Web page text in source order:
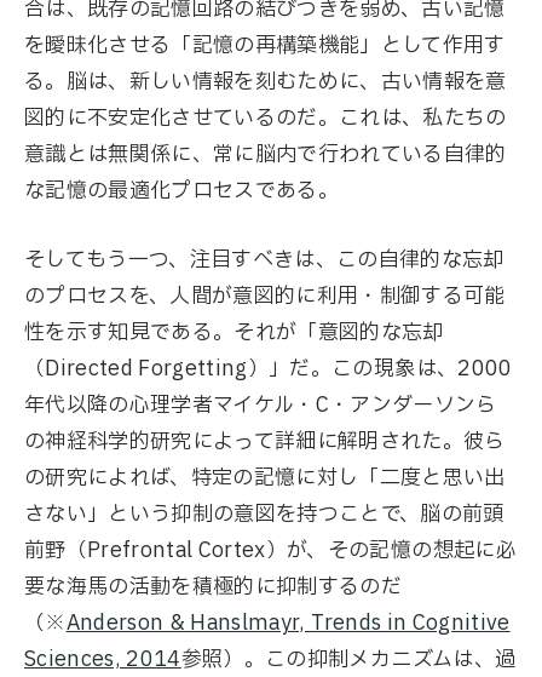
合は、既存の記憶回路の結びつきを弱め、古い記憶
を曖昧化させる「記憶の再構築機能」として作用す
る。脳は、新しい情報を刻むために、古い情報を意
図的に不安定化させているのだ。これは、私たちの
意識とは無関係に、常に脳内で行われている自律的
な記憶の最適化プロセスである。
そしてもう一つ、注目すべきは、この自律的な忘却
のプロセスを、人間が意図的に利用・制御する可能
性を示す知見である。それが「意図的な忘却
（Directed Forgetting）」だ。この現象は、2000
年代以降の心理学者マイケル・C・アンダーソンら
の神経科学的研究によって詳細に解明された。彼ら
の研究によれば、特定の記憶に対し「二度と思い出
さない」という抑制の意図を持つことで、脳の前頭
前野（Prefrontal Cortex）が、その記憶の想起に必
要な海馬の活動を積極的に抑制するのだ
（※Anderson & Hanslmayr, Trends in Cognitive
Sciences, 2014参照）。この抑制メカニズムは、過